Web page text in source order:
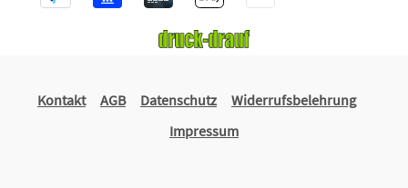
Kontakt AGB Datenschutz
Widerrufsbelehrung
Impressum